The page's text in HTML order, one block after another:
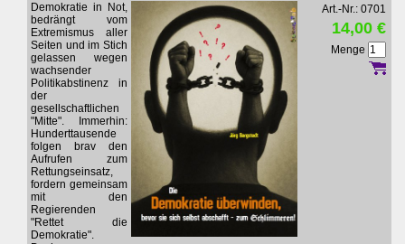
Demokratie in Not,
bedrängt vom
Extremismus aller
Seiten und im Stich
gelassen wegen
wachsender
Politikabstinenz in
der
gesellschaftlichen
"Mitte". Immerhin:
Hunderttausende
folgen brav den
Aufrufen zum
Rettungseinsatz,
fordern gemeinsam
mit den
Regierenden
"Rettet die
Demokratie".
Art.-Nr.: 0701
14,00 €
Menge